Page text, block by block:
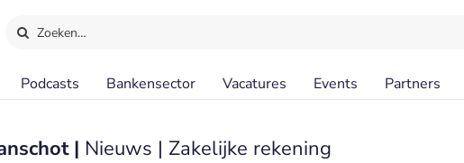
Zoeken…
Podcasts Bankensector Vacatures Events Partners
| Nieuws | Zakelijke rekening